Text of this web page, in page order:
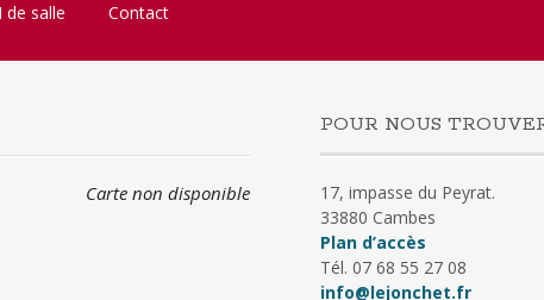
de salle Contact
Carte non disponible
POUR NOUS
17, impasse du Peyrat.
33880 Cambes
Plan d’accès
Tél. 07 68 55 27 08
info@lejonchet.fr